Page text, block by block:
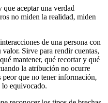
aceptar una verdad
no miden la realidad, miden
de una persona con
Sirve para rendir cuentas,
mantener, qué recortar y qué
la atribución no ocurre
que no tener información,
equivocado.